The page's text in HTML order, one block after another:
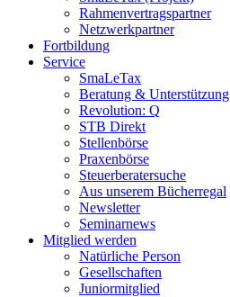
Rahmenvertragspartner
Netzwerkpartner
Fortbildung
Service
SmaLeTax
Beratung & Unterstützung
Revolution: Q
STB Direkt
Stellenbörse
Praxenbörse
Steuerberatersuche
Aus unserem Bücherregal
Newsletter
Seminarnews
Mitglied werden
Natürliche Person
Gesellschaften
Juniormitglied